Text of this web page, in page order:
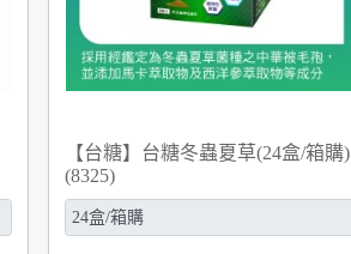
【台糖】台糖冬蟲夏草(24盒/箱購)
(8325)